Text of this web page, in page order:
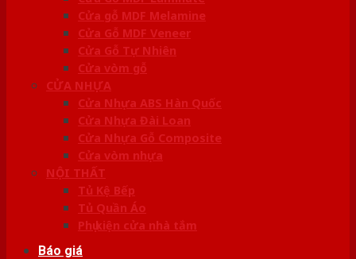
Cửa gỗ MDF Melamine
Cửa Gỗ MDF Veneer
Cửa Gỗ Tự Nhiên
Cửa vòm gỗ
CỬA NHỰA
Cửa Nhựa ABS Hàn Quốc
Cửa Nhựa Đài Loan
Cửa Nhựa Gỗ Composite
Cửa vòm nhựa
NỘI THẤT
Tủ Kệ Bếp
Tủ Quần Áo
Phụ kiện cửa nhà tắm
Báo giá